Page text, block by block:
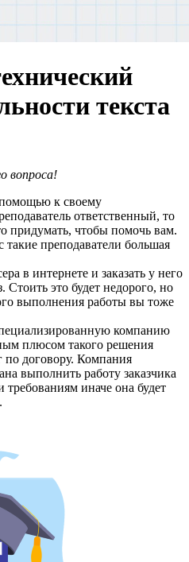
текста
вопроса!
помощью к своему
ответственный, то
придумать, чтобы помочь вам.
преподаватели большая
в интернете и заказать у него
Стоить это будет недорого, но
выполнения работы вы тоже
компанию
плюсом такого решения
по договору. Компания
выполнить работу заказчика
требованиям иначе она будет